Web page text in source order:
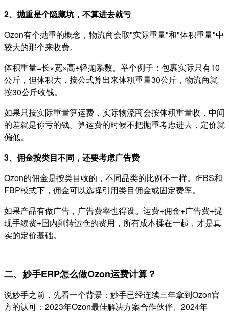
2、抛重是个隐藏坑，不算进去就亏
Ozon有个抛重的概念，物流商会取"实际重量"和"体积重量"中
较大的那个来收费。
体积重量=长×宽×高÷轻抛系数。举个例子：包裹实际只有10
公斤，但体积大，按公式算出来体积重量30公斤，物流商就
按30公斤收钱。
如果只按实际重量算运费，实际物流商会按体积重量收，中间
的差就是你亏的钱。算运费的时候不把抛重考虑进去，定价就
偏低。
3、佣金按类目不同，还要考虑广告费
Ozon的佣金是按类目收的，不同品类的比例不一样。rFBS和
FBP模式下，佣金可以选择引用类目佣金或固定费率。
如果产品有做广告，广告费率也得设。 运费+佣金+广告费+提
现手续费+国内到转运仓的费用，所有成本揉在一起，才是真
实的定价基础。
二、妙手ERP怎么做Ozon运费计算？
说妙手之前，先看一个背景：妙手已经连续三年拿到Ozon官
方的认可：2023年Ozon最佳解决方案合作伙伴、2024年